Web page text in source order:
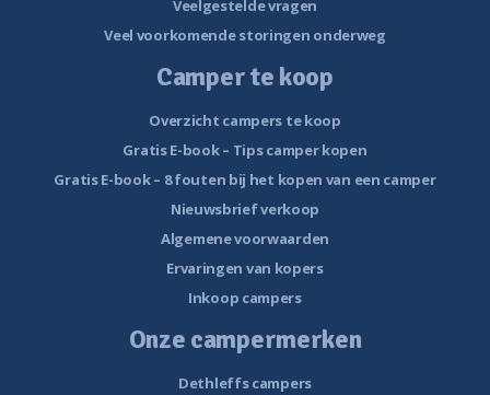
Veelgestelde vragen
Veel voorkomende storingen onderweg
Camper te koop
Overzicht campers te koop
Gratis E-book – Tips camper kopen
Gratis E-book – 8 fouten bij het kopen van een camper
Nieuwsbrief verkoop
Algemene voorwaarden
Ervaringen van kopers
Inkoop campers
Onze campermerken
Dethleffs campers